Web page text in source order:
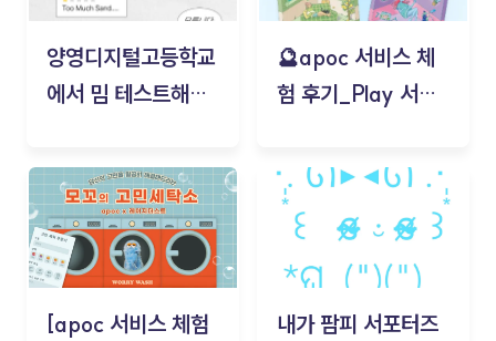
양영디지털고등학교
에서 밈 테스트해보
🔮apoc 서비스 체
험 후기_Play 서비
김태현
[apoc 서비스 체험
내가 팜피 서포터즈